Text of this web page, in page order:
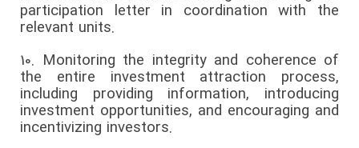
participation letter in coordination with the
relevant units.
10. Monitoring the integrity and coherence of
the entire investment attraction process,
including providing information, introducing
investment opportunities, and encouraging and
incentivizing investors.